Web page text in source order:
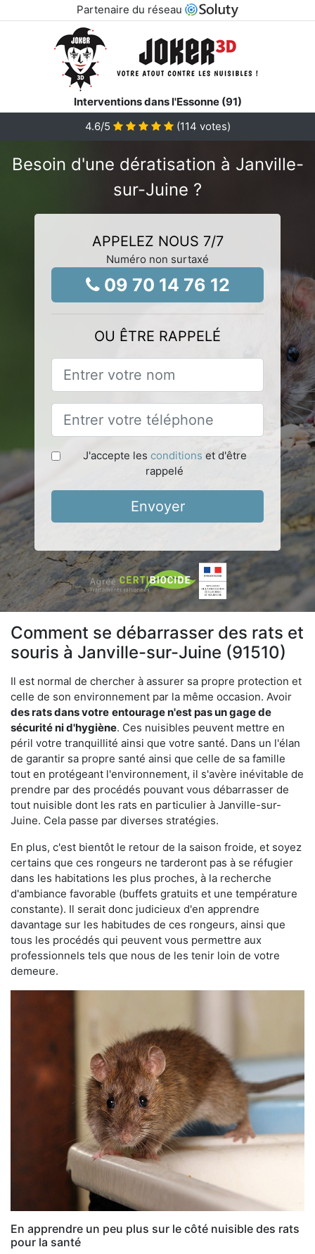
Partenaire du réseau
Interventions dans l'Essonne (91)
4.6/5 (114 votes)
Besoin d'une dératisation à Janville-
sur-Juine ?
APPELEZ NOUS 7/7
Numéro non surtaxé
09 70 14 76 12
OU ÊTRE RAPPELÉ
J'accepte les conditions et d'être
rappelé
Envoyer
Comment se débarrasser des rats et
souris à Janville-sur-Juine (91510)
Il est normal de chercher à assurer sa propre protection et
celle de son environnement par la même occasion. Avoir
des rats dans votre entourage n'est pas un gage de
sécurité ni d'hygiène. Ces nuisibles peuvent mettre en
péril votre tranquillité ainsi que votre santé. Dans un l'élan
de garantir sa propre santé ainsi que celle de sa famille
tout en protégeant l'environnement, il s'avère inévitable de
prendre par des procédés pouvant vous débarrasser de
tout nuisible dont les rats en particulier à Janville-sur-
Juine. Cela passe par diverses stratégies.
En plus, c'est bientôt le retour de la saison froide, et soyez
certains que ces rongeurs ne tarderont pas à se réfugier
dans les habitations les plus proches, à la recherche
d'ambiance favorable (buffets gratuits et une température
constante). Il serait donc judicieux d'en apprendre
davantage sur les habitudes de ces rongeurs, ainsi que
tous les procédés qui peuvent vous permettre aux
professionnels tels que nous de les tenir loin de votre
demeure.
En apprendre un peu plus sur le côté nuisible des rats
pour la santé